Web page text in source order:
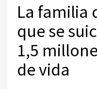
La familia
que se
1,5
de vida